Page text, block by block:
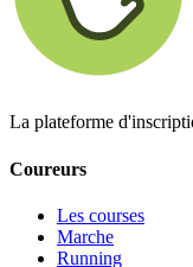
La plateforme
Coureurs
Les courses
Marche
Running